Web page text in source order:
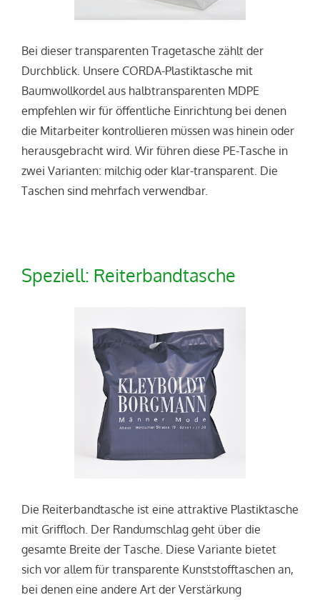
Bei dieser transparenten Tragetasche zählt der
Durchblick. Unsere CORDA-Plastiktasche mit
Baumwollkordel aus halbtransparenten MDPE
empfehlen wir für öffentliche Einrichtung bei denen
die Mitarbeiter kontrollieren müssen was hinein oder
herausgebracht wird. Wir führen diese PE-Tasche in
zwei Varianten: milchig oder klar-transparent. Die
Taschen sind mehrfach verwendbar.
Speziell: Reiterbandtasche
Die Reiterbandtasche ist eine attraktive Plastiktasche
mit Griffloch. Der Randumschlag geht über die
gesamte Breite der Tasche. Diese Variante bietet
sich vor allem für transparente Kunststofftaschen an,
bei denen eine andere Art der Verstärkung